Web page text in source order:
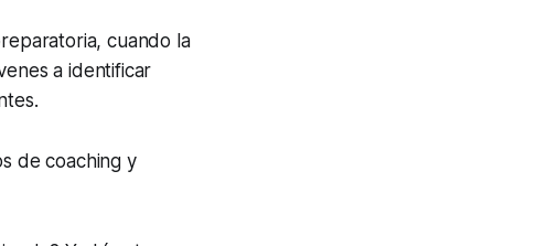
cuando la
a identificar
de coaching y